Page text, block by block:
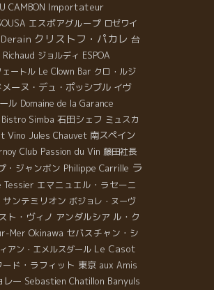
らしい新バニュルスワインが
精を込めたあのミティークな
ディの出現を心から喜んでい
晴らしい。カノ・ド・マイヨ
。ジョルディは初リリースか
ニュルスを代表するYOYOさん
はアランが体力満々だった頃
元の自然派醸造家も皆で応援
無事に引き継がれた。皆で応
LES HAUTES TERRES＊ド
ルのジル・アザム。世界遺産
ら近いLIMOUXリム村からは
ムが参加。標高が高く、酸が
カットした白、発泡のクレマ
較的に価格も安目でキレの良
。まだ飲んだことがない人は
れから暑くなる日本には欠か
石灰岩盤からくる潮っぽさも
登り、まったりと落ち着いた
えめに微笑んでいるような感
り手は凄く長い歴史のある蔵元
いる（お金に余裕のある）蔵
べると品質に対する価格が非
ァンが多いことも特徴です。
価なこともあり１本だけ購入
OVERNOY HOUILLON＊
イヨンのArbois pupillin
。 ジュラのプピランと
偉大だと絶賛する人が多いと
の通り。通常樽熟成の際には
普通ですが、ジュラでは補液
母菌を育てることで特殊な酸
りがまさに腐葉土のようで自
う感慨を受けます。ちなみに
妥当な線かもしれませんが、
CAMBON Importateur
エスポアグループ ロゼワイ
クリストフ・パカレ 台
ジョルディ ESPOA
ェートル Le Clown Bar クロ・ルジ
メーヌ・デュ・ポッシブル イヴ
ル Domaine de la Garance
Bistro Simba 石田シェフ ミュスカ
Vino Jules Chauvet 南スペイン
Club Passion du Vin 藤田社長
・ジャンボン Philippe Carrille ラ
Tessier エマニュエル・ラセーニ
サンテミリオン ボジョレ・ヌーヴ
ト・ヴィノ アンダルシア ル・ク
Mer Okinawa セバスチャン・シ
アン・エメルスダール Le Casot
ード・ラフィット 東京 aux Amis
レー Sebastien Chatillon Banyuls